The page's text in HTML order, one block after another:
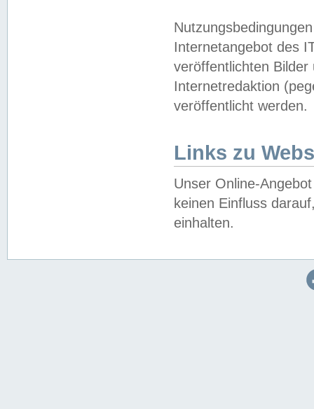
Internetangebot des
veröffentlichten
Internetredaktion
veröffentlicht werden.
Links zu
Unser Online-
keinen Einfluss
einhalten.